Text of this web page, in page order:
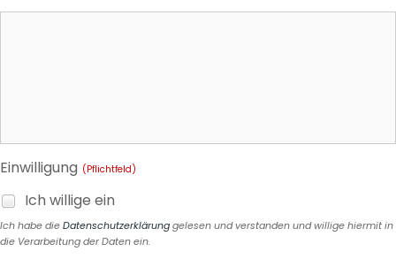
Einwilligung (Pflichtfeld)
Ich willige ein
Ich habe dieDatenschutzerklärunggelesen und verstanden und willige hiermit in
die Verarbeitung der Daten ein.